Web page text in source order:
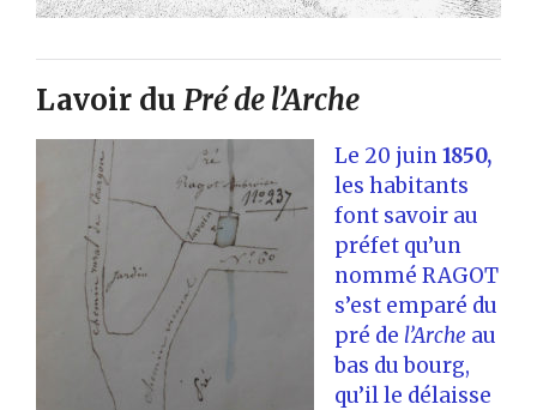
Lavoir du Pré de l’Arche
Le 20 juin1850,
les habitants
font savoir au
préfet qu’un
nommé RAGOT
s’est emparé du
pré de l’Arche au
bas du bourg,
qu’il le délaisse